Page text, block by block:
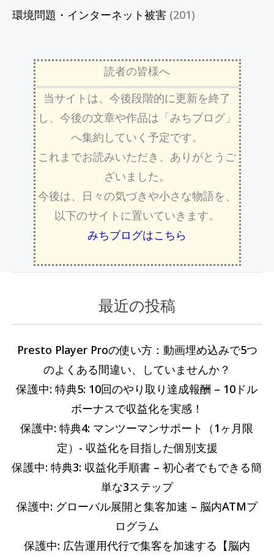
環境問題・インターネット被害 (201)
読者の皆様へ
当サイトは、今後段階的に更新を終了
し、今後の文章や作品は「みちブログ」
へ集約していく予定です。
これまでお読みいただき、ありがとうご
ざいました。
今後は、日々の気づきや小さな物語を、
以下のサイトに置いていきます。
みちブログはこちら
最近の投稿
Presto Player Proの使い方：動画埋め込みで5つ
のよくある間違い、していませんか？
保護中: 特典5: 10回のやり取り達成報酬 – 10ドル
ボーナスで収益化を実感！
保護中: 特典4: マンツーマンサポート（1ヶ月限
定）- 収益化を目指した個別支援
保護中: 特典3: 収益化手順書 – 初心者でもできる簡
単な3ステップ
保護中: グローバル展開と集客加速 – 脳内ATMプ
ログラム
保護中: 広告運用代行で集客を加速する【脳内
去
記
テ
ー